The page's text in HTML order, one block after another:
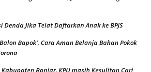
Denda Jika Telat Daftarkan Anak ke BPJS
Bapok’, Cara Aman Belanja Bahan Pokok
Banjar, KPU masih Kesulitan Cari